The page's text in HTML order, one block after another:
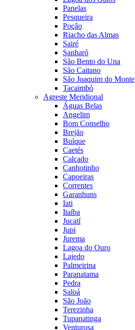
Panelas
Pesqueira
Poção
Riacho das Almas
Sairé
Sanharó
São Bento do Una
São Caitano
São Joaquim do Monte
Tacaimbó
Agreste Meridional
Águas Belas
Angelim
Bom Conselho
Brejão
Buíque
Caetés
Calçado
Canhotinho
Capoeiras
Correntes
Garanhuns
Iati
Itaíba
Jucatí
Jupi
Jurema
Lagoa do Ouro
Lajedo
Palmeirina
Paranatama
Pedra
Saloá
São João
Terezinha
Tupanatinga
Venturosa